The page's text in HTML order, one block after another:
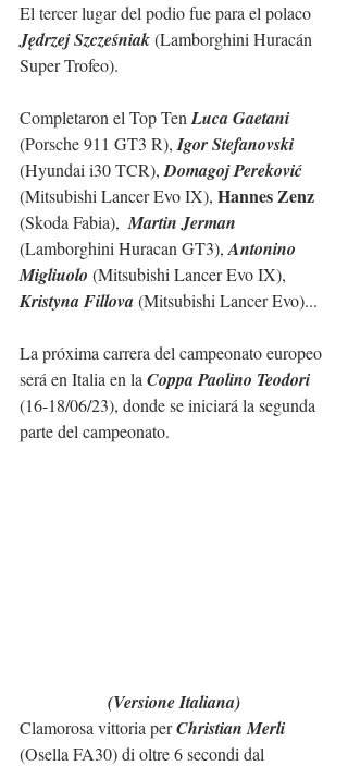
El tercer lugar del podio fue para el polaco
Jędrzej Szcześniak (Lamborghini Huracán
Super Trofeo).
Completaron el Top Ten Luca Gaetani
(Porsche 911 GT3 R), Igor Stefanovski
(Hyundai i30 TCR), Domagoj Pereković
(Mitsubishi Lancer Evo IX), Hannes Zenz
(Skoda Fabia), Martin Jerman
(Lamborghini Huracan GT3), Antonino
Migliuolo (Mitsubishi Lancer Evo IX),
Kristyna Fillova (Mitsubishi Lancer Evo)...
La próxima carrera del campeonato europeo
será en Italia en la Coppa Paolino Teodori
(16-18/06/23), donde se iniciará la segunda
parte del campeonato.
(Versione Italiana)
Clamorosa vittoria per Christian Merli
(Osella FA30) di oltre 6 secondi dal